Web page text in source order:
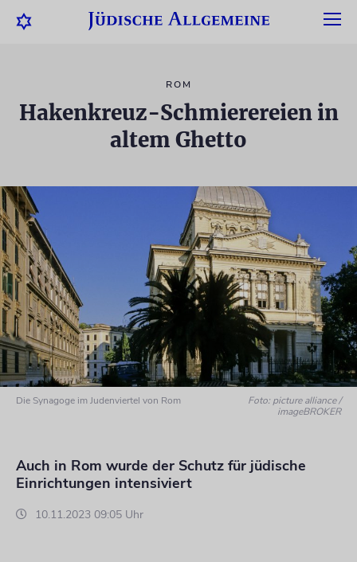
ROM
Hakenkreuz-Schmierereien in
altem Ghetto
Die Synagoge im Judenviertel von Rom
Foto: picture alliance /
imageBROKER
Auch in Rom wurde der Schutz für jüdische
Einrichtungen intensiviert
10.11.2023 09:05 Uhr